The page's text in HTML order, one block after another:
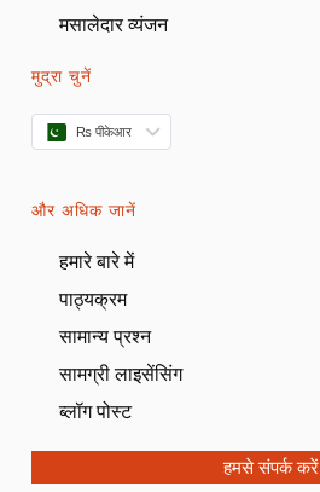
मसालेदार व्यंजन
मुद्रा चुनें
₨ पीकेआर
और अधिक जानें
हमारे बारे में
पाठ्यक्रम
सामान्य प्रश्न
सामग्री लाइसेंसिंग
ब्लॉग पोस्ट
हमसे संपर्क करें